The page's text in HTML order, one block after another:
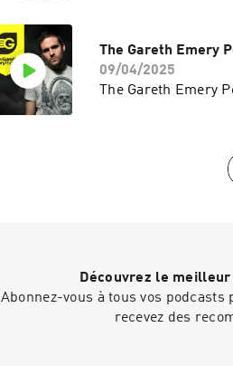
The Gareth Emery
09/04/2025
The Gareth Emery
Découvrez le
Abonnez-vous à tous vos
recevez des